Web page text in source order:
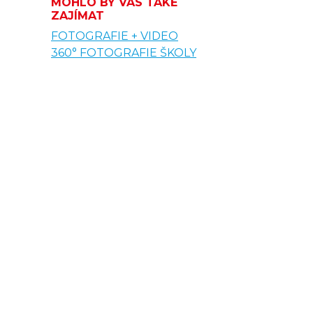
ZAJÍMAT
FOTOGRAFIE + VIDEO
360° FOTOGRAFIE ŠKOLY